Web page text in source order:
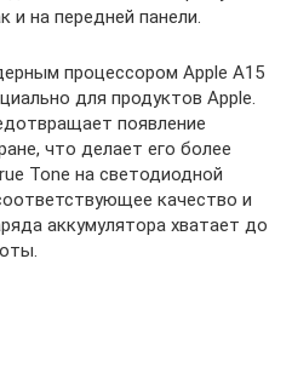
и на передней панели.
процессором Apple A15
для продуктов Apple.
появление
что делает его более
Tone на светодиодной
качество и
аккумулятора хватает до